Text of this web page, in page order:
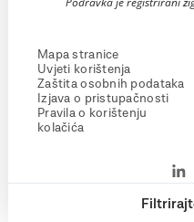
Mapa stranice
Uvjeti korištenja
Zaštita osobnih podataka
Izjava o pristupačnosti
Pravila o korištenju
kolačića